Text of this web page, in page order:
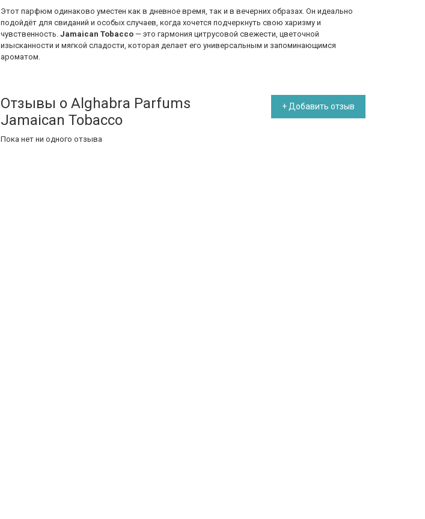
Этот парфюм одинаково уместен как в дневное время, так и в вечерних образах. Он идеально
подойдёт для свиданий и особых случаев, когда хочется подчеркнуть свою харизму и
чувственность.Jamaican Tobacco — это гармония цитрусовой свежести, цветочной
изысканности и мягкой сладости, которая делает его универсальным и запоминающимся
ароматом.
Отзывы о Alghabra Parfums
Jamaican Tobacco
+ Добавить отзыв
Пока нет ни одного отзыва